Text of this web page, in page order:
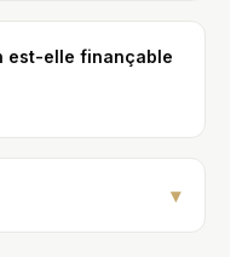
est-elle finançable
▾